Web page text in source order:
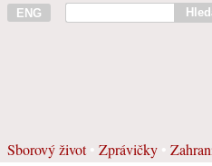
ENG
Sborový život• Zprávičky